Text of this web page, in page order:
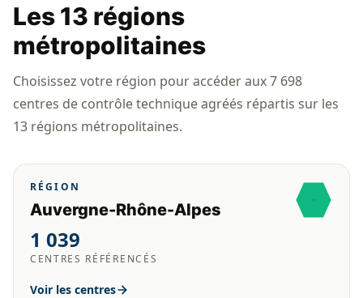
Les 13 régions
métropolitaines
Choisissez votre région pour accéder aux 7 698
centres de contrôle technique agréés répartis sur les
13 régions métropolitaines.
RÉGION
Auvergne-Rhône-Alpes
1 039
CENTRES RÉFÉRENCÉS
Voir les centres